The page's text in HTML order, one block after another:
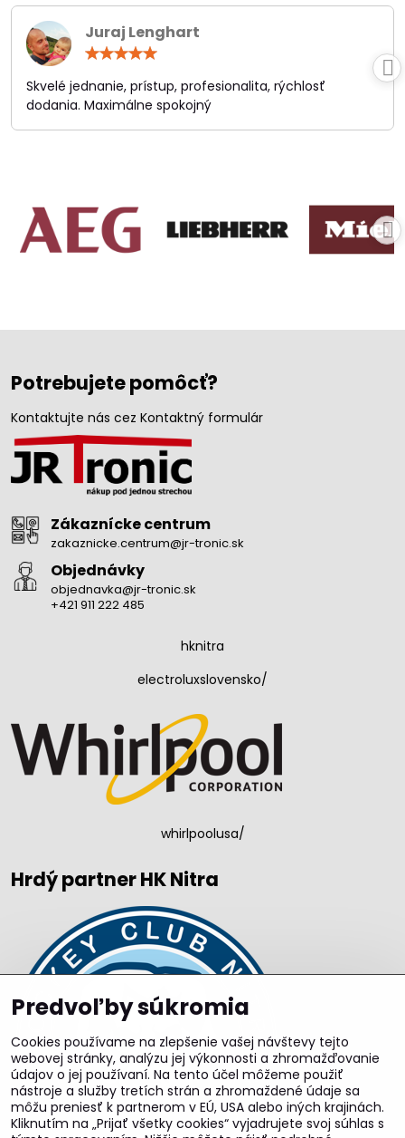
Juraj Lenghart
/
5
Skvelé jednanie, prístup, profesionalita, rýchlosť
dodania. Maximálne spokojný
Potrebujete pomôcť?
Kontaktujte nás cez Kontaktný formulár
Zákaznícke centrum
zakaznicke.centrum@jr-tronic.sk
Objednávky
objednavka@jr-tronic.sk
+421 911 222 485
hknitra
electroluxslovensko/
whirlpoolusa/
Hrdý partner HK Nitra
Predvoľby súkromia
Cookies používame na zlepšenie vašej návštevy tejto
webovej stránky, analýzu jej výkonnosti a zhromažďovanie
údajov o jej používaní. Na tento účel môžeme použiť
nástroje a služby tretích strán a zhromaždené údaje sa
môžu preniesť k partnerom v EÚ, USA alebo iných krajinách.
Kliknutím na „Prijať všetky cookies“ vyjadrujete svoj súhlas s